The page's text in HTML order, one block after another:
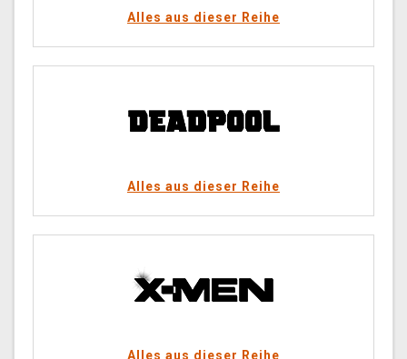
Alles aus dieser Reihe
Alles aus dieser Reihe
Alles aus dieser Reihe